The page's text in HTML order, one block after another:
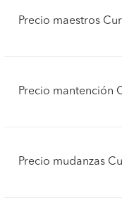
Precio maestros
Precio mantención
Precio mudanzas